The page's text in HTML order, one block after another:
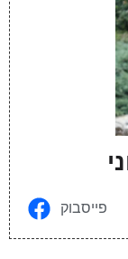
פייסבוק